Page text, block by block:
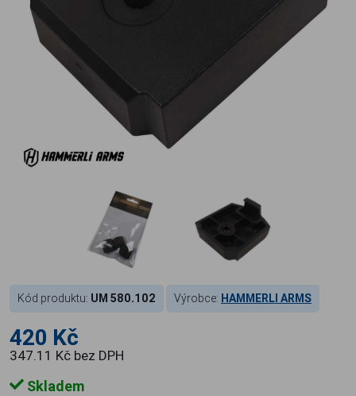
Kód produktu: UM 580.102 Výrobce: HAMMERLI ARMS
420 Kč
347.11 Kč bez DPH
Skladem